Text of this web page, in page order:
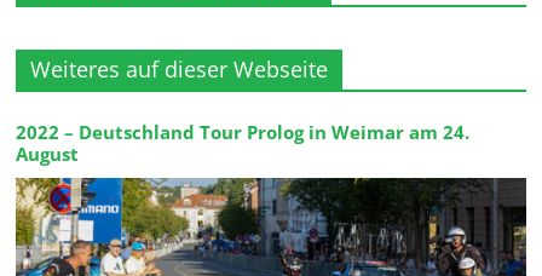
Weiteres auf dieser Webseite
2022 – Deutschland Tour Prolog in Weimar am 24.
August